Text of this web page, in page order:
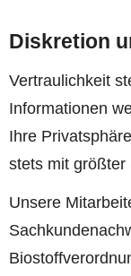
Diskretion
Vertraulichkeit
Informationen
Ihre
stets mit größter
Unsere